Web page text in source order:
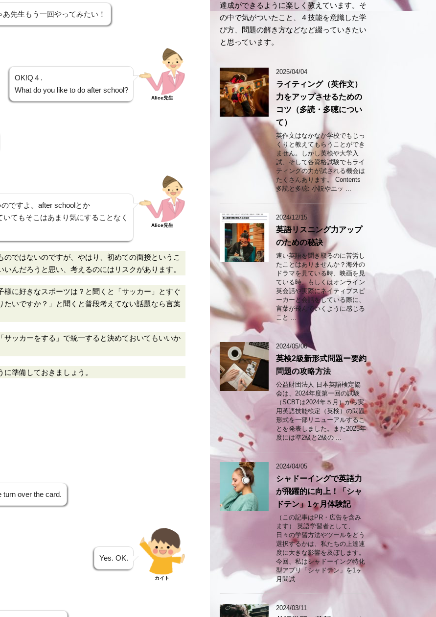
先生もう一回やってみたい！
OK!Q４.
What do you like to do after school?
Alice先生
ですよ。after schoolとか
いてもそこはあまり気にすることなく
Alice先生
ではないのですが、やはり、初めての面接というこ
んだろうと思い、考えるのにはリスクがあります。
に好きなスポーツは？と聞くと「サッカー」とすぐ
たいですか？」と聞くと普段考えてない話題なら言葉
サッカーをする」で統一すると決めておいてもいいか
ように準備しておきましょう。
turn over the card.
Yes. OK.
カイト
達成ができるように楽しく教えています。そ
の中で気がついたこと、４技能を意識した学
び方、問題の解き方などなど綴っていきたい
と思っています。
2025/04/04
ライティング（英作文）
力をアップさせるための
コツ（多読・多聴につい
て）
英作文はなかなか学校でもじっ
くりと教えてもらうことができ
ません。しかし英検や大学入
試、そして各資格試験でもライ
ティングの力が試される機会は
たくさんあります。 Contents
多読と多聴: 小説やエッ ...
2024/12/15
英語リスニング力アップ
のための秘訣
速い英語を聞き取るのに苦労し
たことはありませんか？海外の
ドラマを見ている時、映画を見
ている時、もしくはオンライン
英会話や実際にネイティブスピ
ーカーと会話をしている際に、
言葉が飛んでいくように感じる
こと ...
2024/05/06
英検2級新形式問題ー要約
問題の攻略方法
公益財団法人 日本英語検定協
会は、2024年度第一回の試験
（SCBTは2024年５月）から実
用英語技能検定（英検）の問題
形式を一部リニューアルするこ
とを発表しました。また2025年
度には準2級と2級の ...
2024/04/05
シャドーイングで英語力
が飛躍的に向上！「シャ
ドテン」1ヶ月体験記
（この記事はPR・広告を含み
ます） 英語学習者として、
日々の学習方法やツールをどう
選択するかは、私たちの上達速
度に大きな影響を及ぼします。
今回、私はシャドーイング特化
型アプリ「シャドテン」を1ヶ
月間試 ...
2024/03/11